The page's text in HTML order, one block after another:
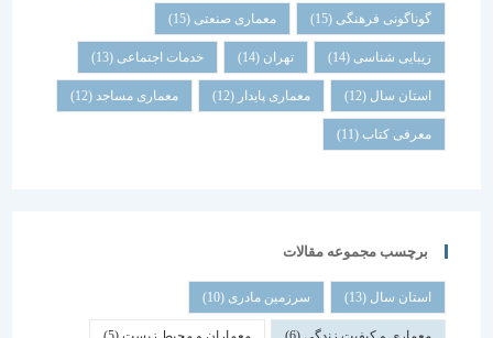
گوناگونی فرهنگی (15) معماری صنعتی(15)
زیبایی شناسی (14) تهران خدمات اجتماعی (13)
استان سال(12) معماری پایدار (12) معماری مساجد(12)
معرفی کتاب(11)
برچسب مجموعه مقالات
استان سال(13) سرزمین مادری(10)